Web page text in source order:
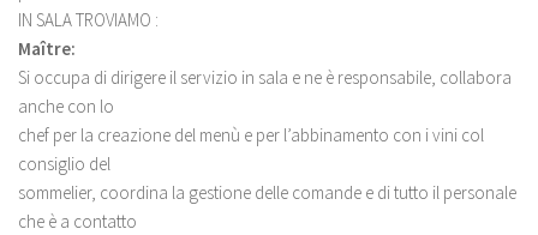
IN SALA TROVIAMO :
Maître:
Si occupa di dirigere il servizio in sala e ne è responsabile, collabora
anche con lo
chef per la creazione del menù e per l’abbinamento con i vini col
consiglio del
sommelier, coordina la gestione delle comande e di tutto il personale
che è a contatto